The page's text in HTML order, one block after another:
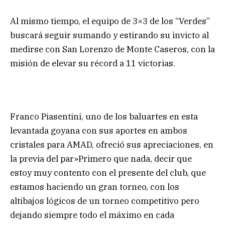
Al mismo tiempo, el equipo de 3×3 de los “Verdes”
buscará seguir sumando y estirando su invicto al
medirse con San Lorenzo de Monte Caseros, con la
misión de elevar su récord a 11 victorias.
Franco Piasentini, uno de los baluartes en esta
levantada goyana con sus aportes en ambos
cristales para AMAD, ofreció sus apreciaciones, en
la previa del par»Primero que nada, decir que
estoy muy contento con el presente del club, que
estamos haciendo un gran torneo, con los
altibajos lógicos de un torneo competitivo pero
dejando siempre todo el máximo en cada